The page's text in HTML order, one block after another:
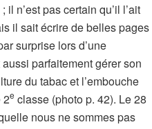
n’est pas certain qu’il l’ait
il sait écrire de belles pages
surprise lors d’une
parfaitement gérer son
du tabac et l’embouche
2e classe (photo p. 42). Le 28
nous ne sommes pas